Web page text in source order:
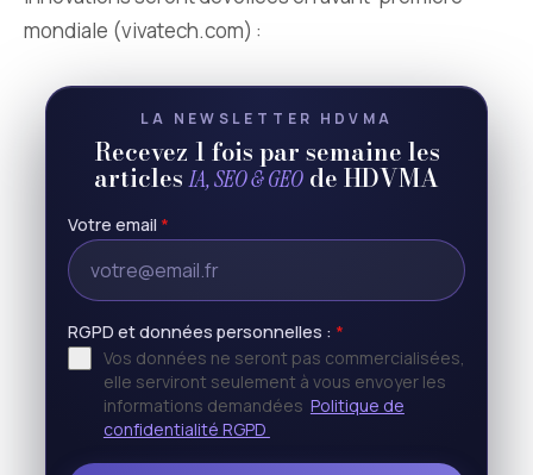
mondiale (vivatech.com) :
LA NEWSLETTER HDVMA
Recevez 1 fois par semaine les
articlesIA, SEO & GEO de HDVMA
Votre email *
RGPD et données personnelles : *
Vos données ne seront pas commercialisées,
elle serviront seulement à vous envoyer les
informations demandées Politique de
confidentialité RGPD